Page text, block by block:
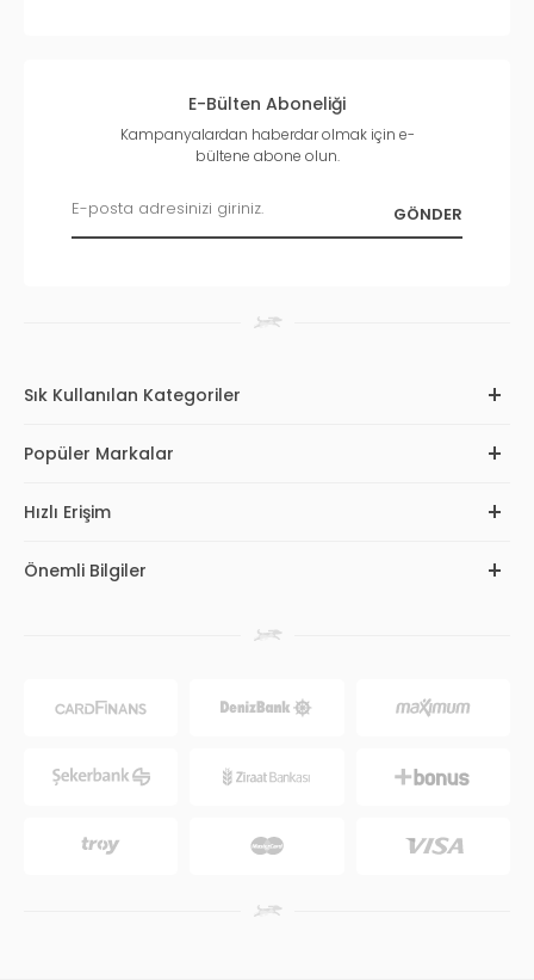
E-Bülten Aboneliği
Kampanyalardan haberdar olmak için e-
bültene abone olun.
Sık Kullanılan Kategoriler
Popüler Markalar
Hızlı Erişim
Önemli Bilgiler